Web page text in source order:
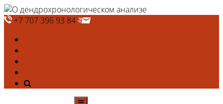
+7 707 396 93 84